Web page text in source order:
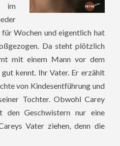
im
Wochen und eigentlich hat
Da steht plötzlich
mit einem Mann vor dem
kennt. Ihr Vater. Er erzählt
von Kindesentführung und
Tochter. Obwohl Carey
Geschwistern nur eine
Vater ziehen, denn die